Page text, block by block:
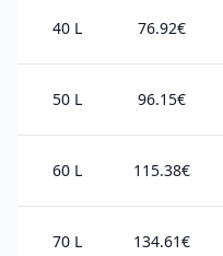
40 L 76.92€
50 L 96.15€
60 L 115.38€
70 L 134.61€